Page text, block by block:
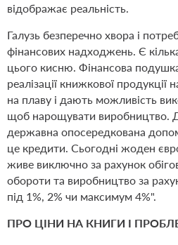
відображає реальність.
Галузь безперечно хвора і
фінансових надходжень. Є
цього кисню. Фінансова
реалізації книжкової продукції
на плаву і дають можливість
щоб нарощувати виробництво.
державна опосередкована
це кредити. Сьогодні жоден
живе виключно за рахунок
обороти та виробництво за
під 1%, 2% чи максимум 4%".
ПРО ЦІНИ НА КНИГИ І